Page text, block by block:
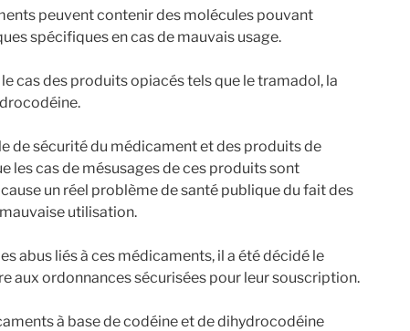
peuvent contenir des molécules pouvant
spécifiques en cas de mauvais usage.
cas des produits opiacés tels que le tramadol, la
de sécurité du médicament et des produits de
les cas de mésusages de ces produits sont
un réel problème de santé publique du fait des
utilisation.
abus liés à ces médicaments, il a été décidé le
aux ordonnances sécurisées pour leur souscription.
à base de codéine et de dihydrocodéine